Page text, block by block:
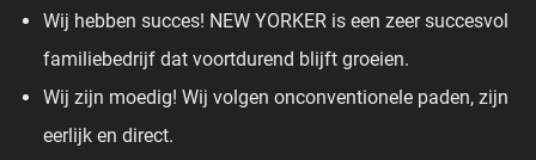
Wij hebben succes! NEW YORKER is een zeer succesvol
familiebedrijf dat voortdurend blijft groeien.
Wij zijn moedig! Wij volgen onconventionele paden, zijn
eerlijk en direct.